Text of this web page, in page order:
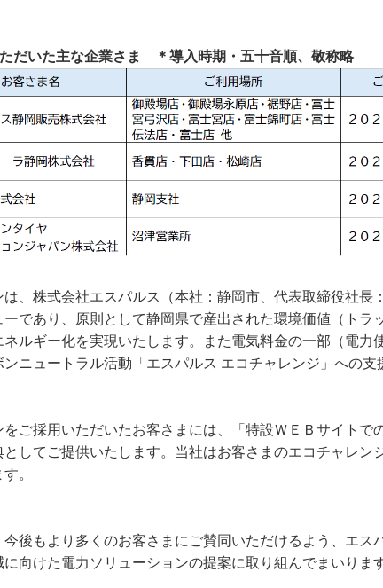
だいた主な企業さま ＊導入時期・五十音順、敬称略
、株式会社エスパルス（本社：静岡市、代表取締役社長
ーであり、原則として静岡県で産出された環境価値（ト
ネルギー化を実現いたします。また電気料金の一部（電
ンニュートラル活動「エスパルス エコチャレンジ」への支
ご採用いただいたお客さまには、「特設ＷＥＢサイトで
としてご提供いたします。当社はお客さまのエコチャレ
。
後もより多くのお客さまにご賛同いただけるよう、エス
に向けた電力ソリューションの提案に取り組んでまいります